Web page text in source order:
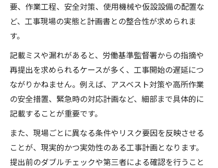
要、作業工程、安全対策、使用機械や仮設設備の配置な
ど、工事現場の実態と計画書との整合性が求められま
す。
記載ミスや漏れがあると、労働基準監督署からの指摘や
再提出を求められるケースが多く、工事開始の遅延につ
ながりかねません。例えば、アスベスト対策や高所作業
の安全措置、緊急時の対応計画など、細部まで具体的に
記載することが重要です。
また、現場ごとに異なる条件やリスク要因を反映させる
ことが、現実的かつ実効性のある工事計画となります。
提出前のダブルチェックや第三者による確認を行うこと